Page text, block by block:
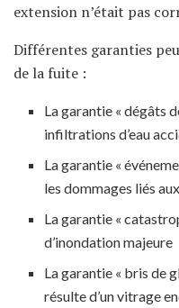
extension n’était pas
Différentes garanties
de la fuite :
La garantie « dégâts
infiltrations d’eau
La garantie «
les dommages liés
La garantie «
d’inondation majeure
La garantie « bris de
résulte d’un vitrage